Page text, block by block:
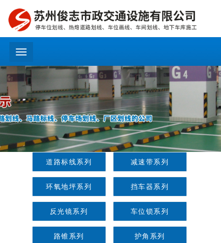
menu
道路标线系列 减速带系列
环氧地坪系列 挡车器系列
反光镜系列 车位锁系列
路锥系列 护角系列